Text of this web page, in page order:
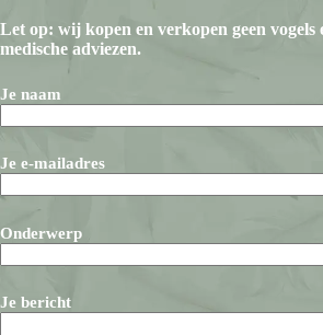
Let op: wij kopen en verkopen geen vogels
medische adviezen.
Je naam
Je e-mailadres
Onderwerp
Je bericht